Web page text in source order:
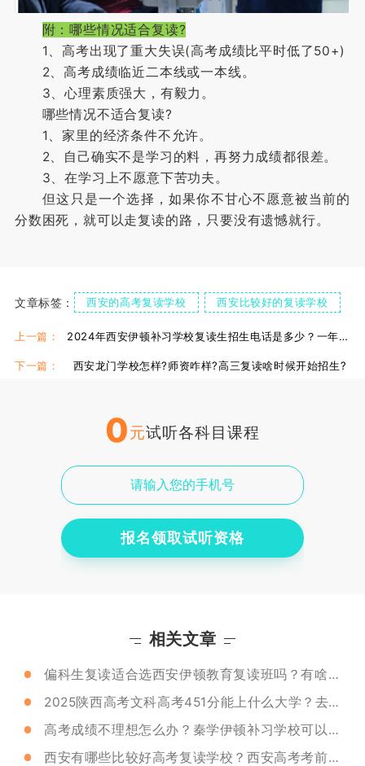
附：哪些情况适合复读?
1、高考出现了重大失误(高考成绩比平时低了50+)
2、高考成绩临近二本线或一本线。
3、心理素质强大，有毅力。
哪些情况不适合复读?
1、家里的经济条件不允许。
2、自己确实不是学习的料，再努力成绩都很差。
3、在学习上不愿意下苦功夫。
但这只是一个选择，如果你不甘心不愿意被当前的
分数困死，就可以走复读的路，只要没有遗憾就行。
文章标签： 西安的高考复读学校 西安比较好的复读学校
上一篇： 2024年西安伊顿补习学校复读生招生电话是多少？一年多少钱？
下一篇： 西安龙门学校怎样?师资咋样?高三复读啥时候开始招生?
0元试听各科目课程
报名领取试听资格
相关文章
偏科生复读适合选西安伊顿教育复读班吗？有啥优势？
2025陕西高考文科高考451分能上什么大学？去年的录取分数线是多少？
高考成绩不理想怎么办？秦学伊顿补习学校可以复读吗？
西安有哪些比较好高考复读学校？西安高考考前冲刺学校推荐！